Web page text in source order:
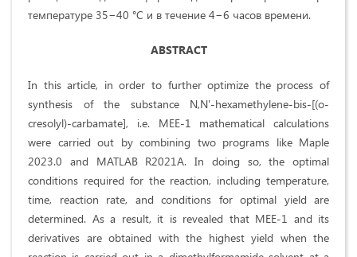
температуре 35−40 °С и в течение 4−6 часов времени.
ABSTRACT
In this article, in order to further optimize the process of
synthesis of the substance N,N'-hexamethylene-bis-[(o-
cresolyl)-carbamate], i.e. MEE-1 mathematical calculations
were carried out by combining two programs like Maple
2023.0 and MATLAB R2021A. In doing so, the optimal
conditions required for the reaction, including temperature,
time, reaction rate, and conditions for optimal yield are
determined. As a result, it is revealed that MEE-1 and its
derivatives are obtained with the highest yield when the